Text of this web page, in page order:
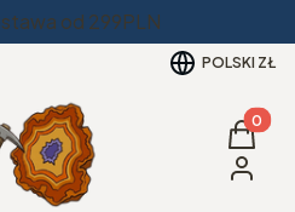
od 299PLN
POLSKI ZŁ
Koszyk